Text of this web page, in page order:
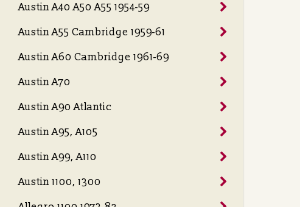
Austin A40 A50 A55 1954-59
Austin A55 Cambridge 1959-61
Austin A60 Cambridge 1961-69
Austin A70
Austin A90 Atlantic
Austin A95, A105
Austin A99, A110
Austin 1100, 1300